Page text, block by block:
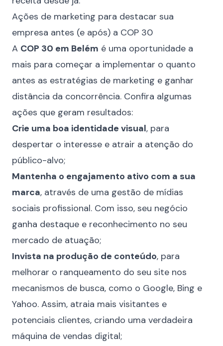
Ações de marketing para destacar sua
empresa antes (e após) a COP 30
A COP 30 em Belém é uma oportunidade a
mais para começar a implementar o quanto
antes as estratégias de marketing e ganhar
distância da concorrência. Confira algumas
ações que geram resultados:
Crie uma boa identidade visual, para
despertar o interesse e atrair a atenção do
público-alvo;
Mantenha o engajamento ativo com a sua
marca, através de uma gestão de mídias
sociais profissional. Com isso, seu negócio
ganha destaque e reconhecimento no seu
mercado de atuação;
Invista na produção de conteúdo, para
melhorar o ranqueamento do seu site nos
mecanismos de busca, como o Google, Bing e
Yahoo. Assim, atraia mais visitantes e
potenciais clientes, criando uma verdadeira
máquina de vendas digital;